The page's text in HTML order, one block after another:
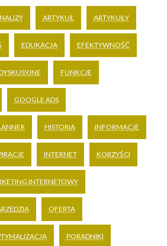
ARTYKUŁ ARTYKUŁY
EDUKACJA EFEKTYWNOŚĆ
FUNKCJE
GOOGLE ADS
HISTORIA INFORMACJE
INTERNET KORZYŚCI
INTERNETOWY
OFERTA
PORADNIKI